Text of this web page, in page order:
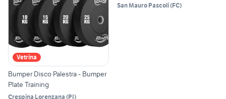
Vetrina
Bumper Disco Palestra - Bumper
Plate Training
Crespina Lorenzana (PI)
San Mauro Pascoli(FC)